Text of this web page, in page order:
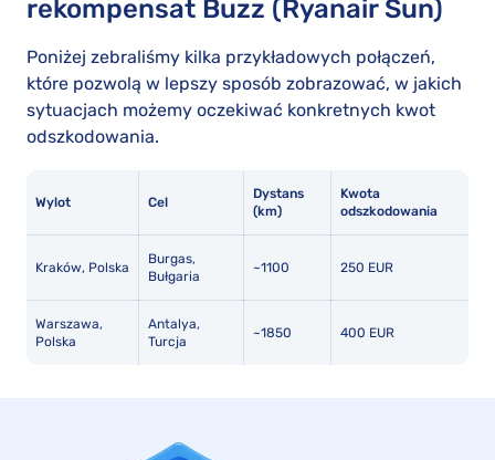
rekompensat Buzz (Ryanair Sun)
Poniżej zebraliśmy kilka przykładowych połączeń,
które pozwolą w lepszy sposób zobrazować, w jakich
sytuacjach możemy oczekiwać konkretnych kwot
odszkodowania.
Wylot Cel
Dystans
(km)
Kwota
odszkodowania
Kraków, Polska
Burgas,
Bułgaria
~1100 250 EUR
Warszawa,
Polska
Antalya,
Turcja
~1850 400 EUR